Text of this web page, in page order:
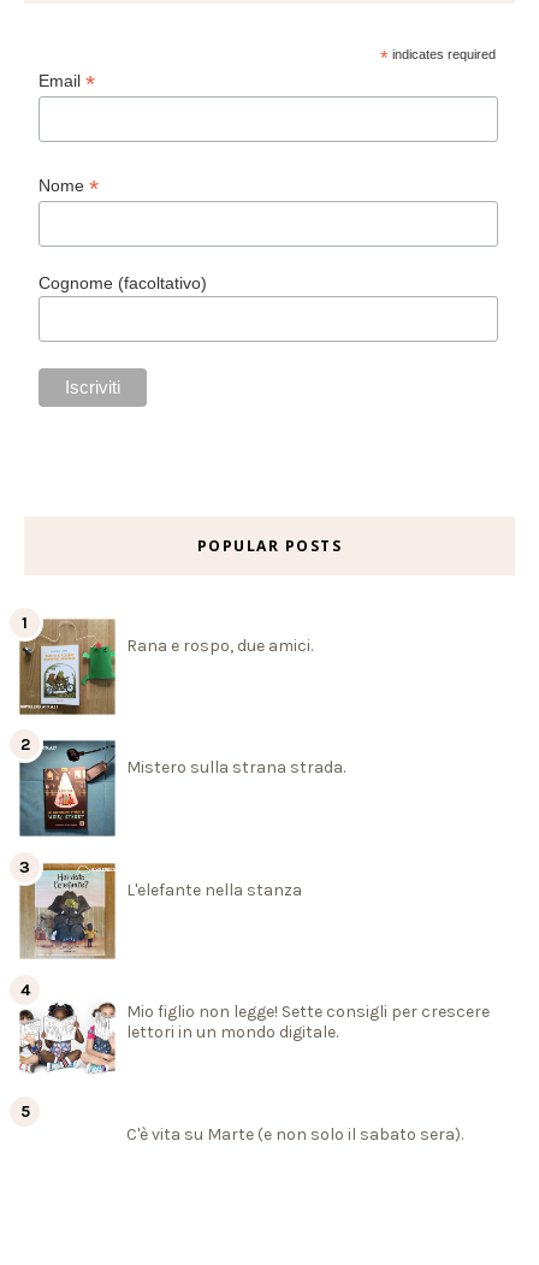
* indicates required
Email*
Nome*
Cognome (facoltativo)
POPULAR POSTS
Rana e rospo, due amici.
Mistero sulla strana strada.
L'elefante nella stanza
Mio figlio non legge! Sette consigli per crescere
lettori in un mondo digitale.
C'è vita su Marte (e non solo il sabato sera).